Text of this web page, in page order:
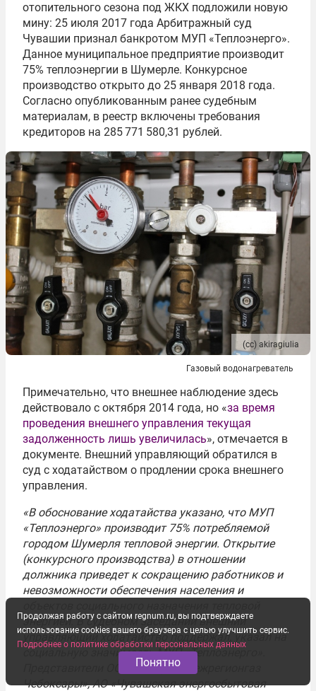
отопительного сезона под ЖКХ подложили новую
мину: 25 июля 2017 года Арбитражный суд
Чувашии признал банкротом МУП «Теплоэнерго».
Данное муниципальное предприятие производит
75% теплоэнергии в Шумерле. Конкурсное
производство открыто до 25 января 2018 года.
Согласно опубликованным ранее судебным
материалам, в реестр включены требования
кредиторов на 285 771 580,31 рублей.
(сс) akiragiulia
Газовый водонагреватель
Примечательно, что внешнее наблюдение здесь
действовало с октября 2014 года, но «за время
проведения внешнего управления текущая
задолженность лишь увеличилась», отмечается в
документе. Внешний управляющий обратился в
суд с ходатайством о продлении срока внешнего
управления.
«В обоснование ходатайства указано, что МУП
«Теплоэнерго» производит 75% потребляемой
городом Шумерля тепловой энергии. Открытие
(конкурсного производства) в отношении
должника приведет к сокращению работников и
невозможности обеспечения населения и
энергией. В судебном заседании внешний
управляющий ходатайство поддержал, указал на
социальную значимость МУП «Теплоэнерго».
Представители ООО «Газпром межрегионгаз
Чебоксары», АО «Чувашская энергосбытовая
Продолжая работу с сайтом regnum.ru, вы подтверждаете
использование cookies вашего браузера с целью улучшить сервис.
Подробнее о политике обработки персональных данных
Понятно